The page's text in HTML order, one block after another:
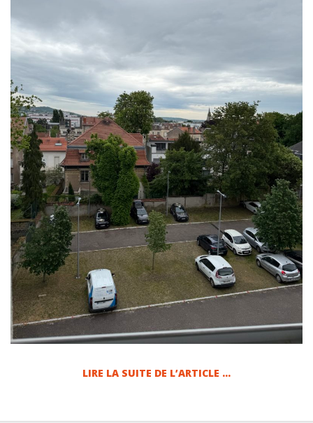
M
G
_
4
0
1
6
LIRE LA SUITE DE L’ARTICLE …